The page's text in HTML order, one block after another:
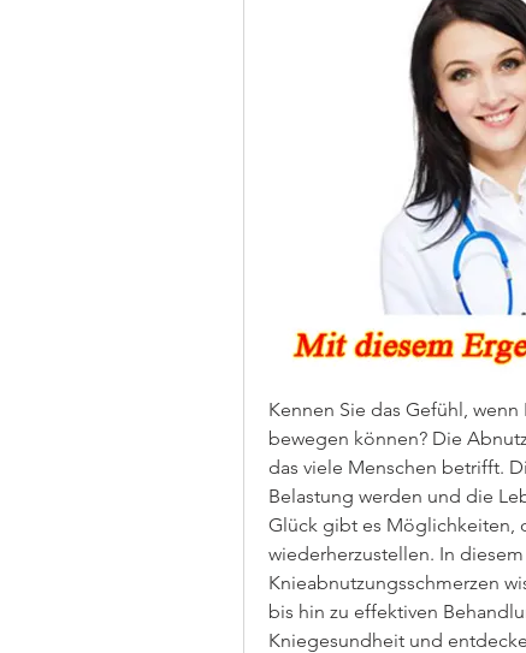
Kennen Sie das Gefühl,
bewegen können? Die
das viele Menschen betrifft.
Belastung werden und die
Glück gibt es Möglichkeiten,
wiederherzustellen. In
Knieabnutzungsschmerzen
bis hin zu effektiven
Kniegesundheit und